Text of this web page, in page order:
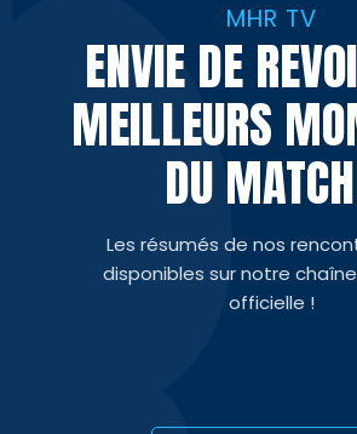
MHR TV
ENVIE DE
MEILLEURS
DU
Les résumés de nos
disponibles sur notre
officielle !